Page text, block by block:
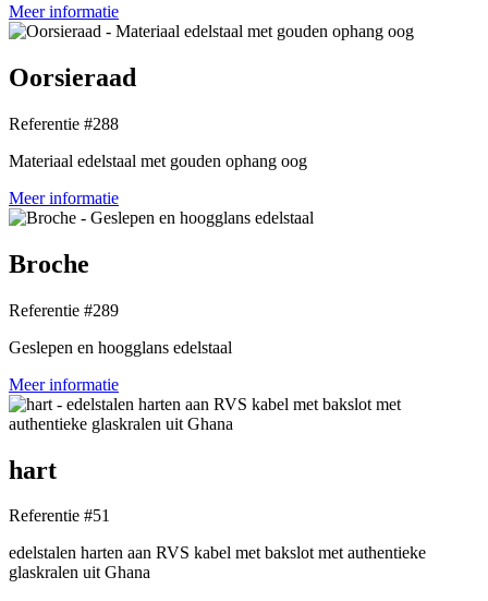
Meer informatie
Oorsieraad
Referentie #288
Materiaal edelstaal met gouden ophang oog
Meer informatie
Broche
Referentie #289
Geslepen en hoogglans edelstaal
Meer informatie
hart
Referentie #51
edelstalen harten aan RVS kabel met bakslot met authentieke
glaskralen uit Ghana